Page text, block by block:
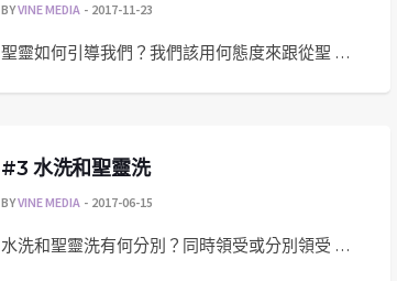
BYVINE MEDIA 2017-11-23
聖靈如何引導我們？我們該用何態度來跟從聖 …
#3 水洗和聖靈洗
BYVINE MEDIA 2017-06-15
水洗和聖靈洗有何分別？同時領受或分別領受 …